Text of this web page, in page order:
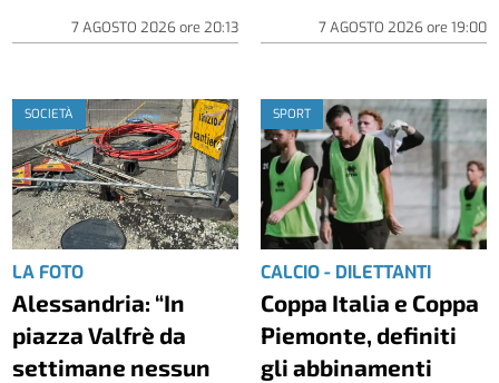
7 AGOSTO 2026ore 20:13 7 AGOSTO 2026ore 19:00
SOCIETÀ
LA FOTO
Alessandria: “In
piazza Valfrè da
settimane nessun
SPORT
CALCIO - DILETTANTI
Coppa Italia e Coppa
Piemonte, definiti
gli abbinamenti